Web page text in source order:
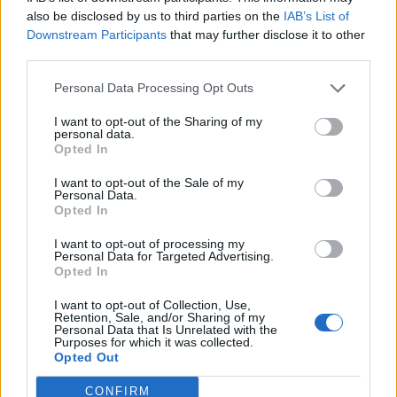
also be disclosed by us to third parties on the IAB’s List of
Downstream Participants that may further disclose it to other
Personal Data Processing Opt Outs
I want to opt-out of the Sharing of my
personal data.
Opted In
I want to opt-out of the Sale of my
Personal Data.
Opted In
I want to opt-out of processing my
Personal Data for Targeted Advertising.
Opted In
I want to opt-out of Collection, Use,
Retention, Sale, and/or Sharing of my
Personal Data that Is Unrelated with the
Purposes for which it was collected.
Opted Out
CONFIRM
Ακολουθήστε το Pink.gr στοGoogle Newsκαι
μάθετε πρώτοι